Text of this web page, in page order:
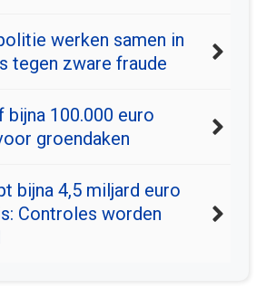
werken samen in
tegen zware fraude
bijna 100.000 euro
groendaken
bijna 4,5 miljard euro
Controles worden